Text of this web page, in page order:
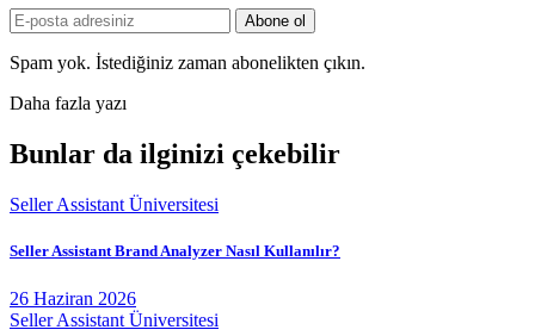
Spam yok. İstediğiniz zaman abonelikten çıkın.
Daha fazla yazı
Bunlar da ilginizi çekebilir
Seller Assistant Üniversitesi
Seller Assistant Brand Analyzer Nasıl Kullanılır?
26 Haziran 2026
Seller Assistant Üniversitesi